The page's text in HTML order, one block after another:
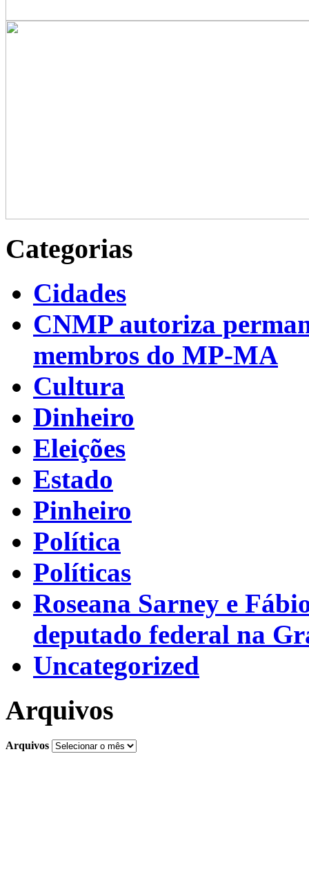
Categorias
Cidades
CNMP autoriza
membros do MP-MA
Cultura
Dinheiro
Eleições
Estado
Pinheiro
Política
Políticas
Roseana Sarney e
deputado federal na
Uncategorized
Arquivos
Arquivos